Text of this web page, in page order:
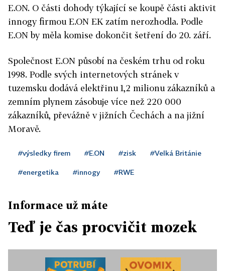
E.ON. O části dohody týkající se koupě části aktivit
innogy firmou E.ON EK zatím nerozhodla. Podle
E.ON by měla komise dokončit šetření do 20. září.
Společnost E.ON působí na českém trhu od roku
1998. Podle svých internetových stránek v
tuzemsku dodává elektřinu 1,2 milionu zákazníků a
zemním plynem zásobuje více než 220 000
zákazníků, převážně v jižních Čechách a na jižní
Moravě.
#výsledky firem #E.ON #zisk #Velká Británie
#energetika #innogy #RWE
Informace už máte
Teď je čas procvičit mozek